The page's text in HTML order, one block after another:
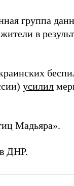
группа
в
усилил
Мадьяра».
ДНР.